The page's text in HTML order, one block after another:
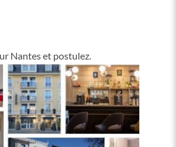
Nantes et postulez.